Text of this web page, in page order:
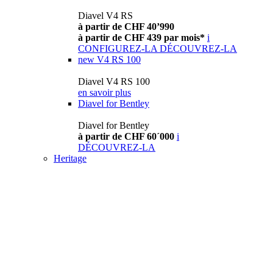
Diavel V4 RS
à partir de CHF 40’990
à partir de CHF 439 par mois* i
CONFIGUREZ-LA DÉCOUVREZ-LA
new V4 RS 100
Diavel V4 RS 100
en savoir plus
Diavel for Bentley
Diavel for Bentley
à partir de CHF 60´000 i
DÉCOUVREZ-LA
Heritage